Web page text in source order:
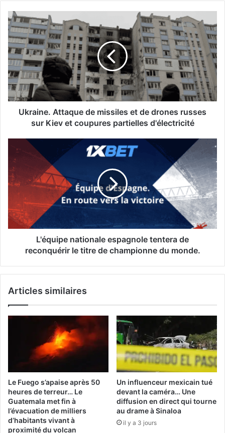
Ukraine.
Attaque
de
missiles
et
de
drones
russes
sur
Kiev
partielles
d'électricité
Ukraine. Attaque de missiles et de drones russes
sur Kiev et coupures partielles d'électricité
L'équipe
nationale
espagnole
tentera
de
reconquérir
titre
de
championneL'équipe nationale espagnole tentera de
reconquérir le titre de championne du monde.
Articles similaires
Le Fuego s’apaise après 50
heures de terreur… Le
Guatemala met fin à
l’évacuation de milliers
d’habitants vivant à
proximité du volcan
Un influenceur mexicain tué
devant la caméra… Une
diffusion en direct qui tourne
au drame à Sinaloa
il y a 3 jours